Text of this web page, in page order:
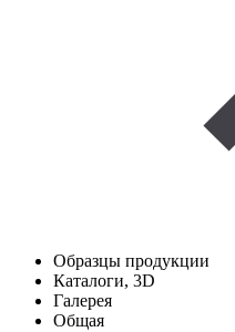
Образцы продукции
Каталоги, 3D
Галерея
Общая